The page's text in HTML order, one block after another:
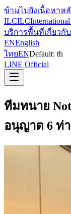
ข้ามไปยังเนื้อหาห
ILCILC
บริการพื้นที่เกี่ยวกับ
ENEnglish
ไทยENDefault: th
LINE Official
ทีมทนาย
อนุญาต 6 ท่